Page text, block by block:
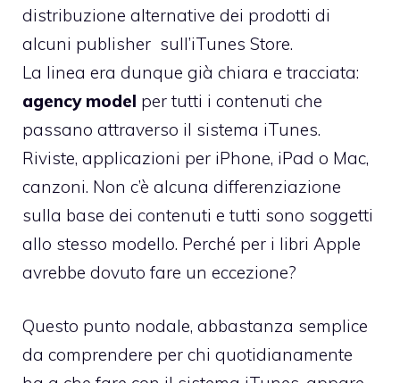
distribuzione alternative dei prodotti di
alcuni publisher sull’iTunes Store.
La linea era dunque già chiara e tracciata:
agency model per tutti i contenuti che
passano attraverso il sistema iTunes.
Riviste, applicazioni per iPhone, iPad o Mac,
canzoni. Non c’è alcuna differenziazione
sulla base dei contenuti e tutti sono soggetti
allo stesso modello. Perché per i libri Apple
avrebbe dovuto fare un eccezione?
Questo punto nodale, abbastanza semplice
da comprendere per chi quotidianamente